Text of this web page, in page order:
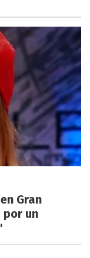
Gran
por un